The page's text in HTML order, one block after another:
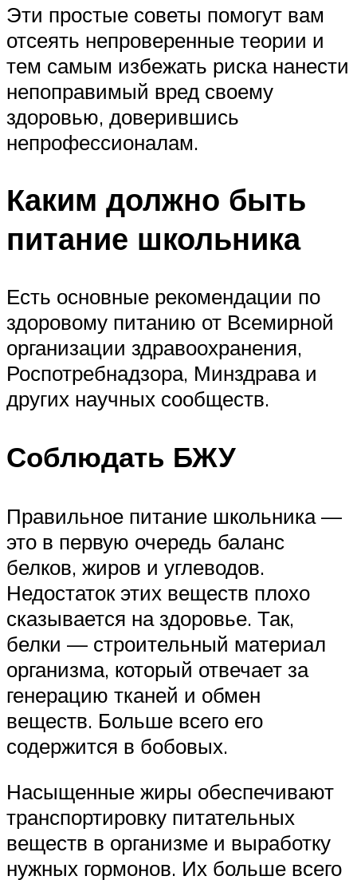
Эти простые советы помогут вам
отсеять непроверенные теории и
тем самым избежать риска нанести
непоправимый вред своему
здоровью, доверившись
непрофессионалам.
Каким должно быть
питание школьника
Есть основные рекомендации по
здоровому питанию от Всемирной
организации здравоохранения,
Роспотребнадзора, Минздрава и
других научных сообществ.
Соблюдать БЖУ
Правильное питание школьника —
это в первую очередь баланс
белков, жиров и углеводов.
Недостаток этих веществ плохо
сказывается на здоровье. Так,
белки — строительный материал
организма, который отвечает за
генерацию тканей и обмен
веществ. Больше всего его
содержится в бобовых.
Насыщенные жиры обеспечивают
транспортировку питательных
веществ в организме и выработку
нужных гормонов. Их больше всего